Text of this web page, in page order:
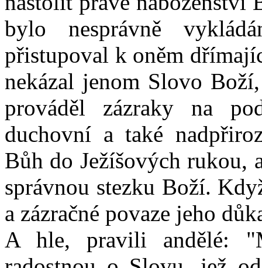
bylo nesprávně
přistupoval k oněm
nekázal jenom Slovo
prováděl zázraky na
duchovní a také
Bůh do Ježíšových rukou,
správnou stezku Boží.
a zázračné povaze jeho
A hle, pravili andělé: